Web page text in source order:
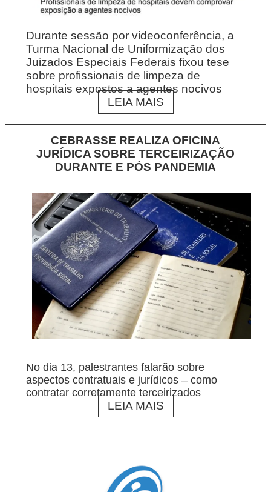
Durante sessão por videoconferência, a
Turma Nacional de Uniformização dos
Juizados Especiais Federais fixou tese
sobre profissionais de limpeza de
hospitais expostos a agentes nocivos
LEIA MAIS
CEBRASSE REALIZA OFICINA
JURÍDICA SOBRE TERCEIRIZAÇÃO
DURANTE E PÓS PANDEMIA
No dia 13, palestrantes falarão sobre
aspectos contratuais e jurídicos – como
contratar corretamente terceirizados
LEIA MAIS